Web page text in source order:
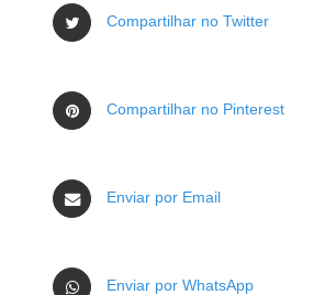
Compartilhar no Twitter
Compartilhar no Pinterest
Enviar por Email
Enviar por WhatsApp